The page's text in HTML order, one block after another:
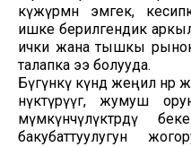
күжүрмөн эмгек,
ишке берилгендик
ички жана тышкы
талапка ээ болууда.
Бүгүнкү күндө жеңил
өнүктүрүүгө, жумуш
мүмкүнчүлүктөрдү
бакубаттуулугун